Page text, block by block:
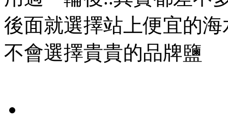
後面就選擇站上便宜的海
不會選擇貴貴的品牌鹽